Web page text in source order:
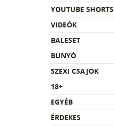
YOUTUBE SHORTS
VIDEÓK
BALESET
BUNYÓ
SZEXI CSAJOK
18+
EGYÉB
ÉRDEKES